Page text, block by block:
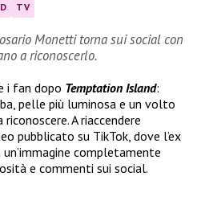
TV
Monetti torna sui social con
a riconoscerlo.
i fan dopo Temptation Island:
pelle più luminosa e un volto
A riaccendere
pubblicato su TikTok, dove l’ex
completamente
e commenti sui social.